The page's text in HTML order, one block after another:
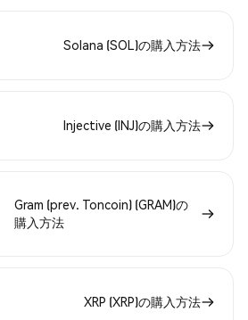
Solana (SOL)の購入方法
Injective (INJ)の購入方法
Gram (prev. Toncoin) (GRAM)の
購入方法
XRP (XRP)の購入方法